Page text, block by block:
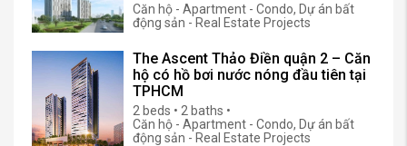
Căn hộ - Apartment - Condo, Dự án bất
động sản - Real Estate Projects
The Ascent Thảo Điền quận 2 – Căn
hộ có hồ bơi nước nóng đầu tiên tại
TPHCM
2 beds • 2 baths •
Căn hộ - Apartment - Condo, Dự án bất
động sản - Real Estate Projects